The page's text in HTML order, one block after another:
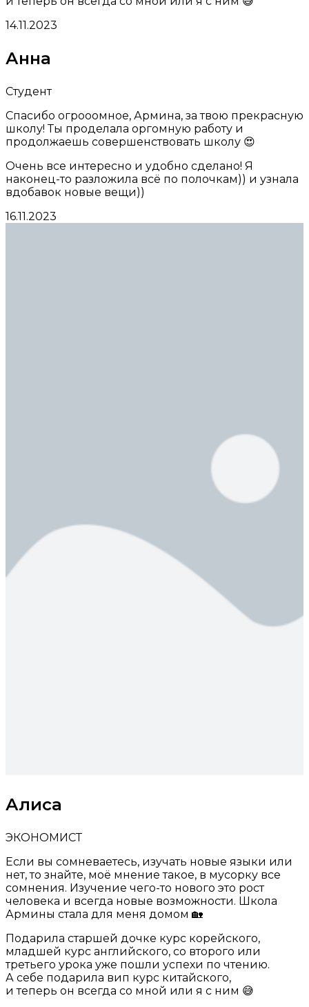
14.11.2023
Анна
Студент
Спасибо огрооомное, Армина, за твою прекрасную
школу! Ты проделала оргомную работу и
продолжаешь совершенствовать школу 😍
Очень все интересно и удобно сделано! Я
наконец-то разложила всё по полочкам)) и узнала
вдобавок новые вещи))
16.11.2023
Алиса
ЭКОНОМИСТ
Если вы сомневаетесь, изучать новые языки или
нет, то знайте, моё мнение такое, в мусорку все
сомнения. Изучение чего-то нового это рост
человека и всегда новые возможности. Школа
Армины стала для меня домом 🏡
Подарила старшей дочке курс корейского,
младшей курс английского, со второго или
третьего урока уже пошли успехи по чтению.
А себе подарила вип курс китайского,
и теперь он всегда со мной или я с ним 😅